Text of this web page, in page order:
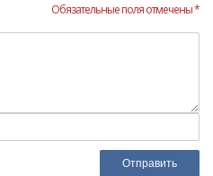
Обязательные поля отмечены *